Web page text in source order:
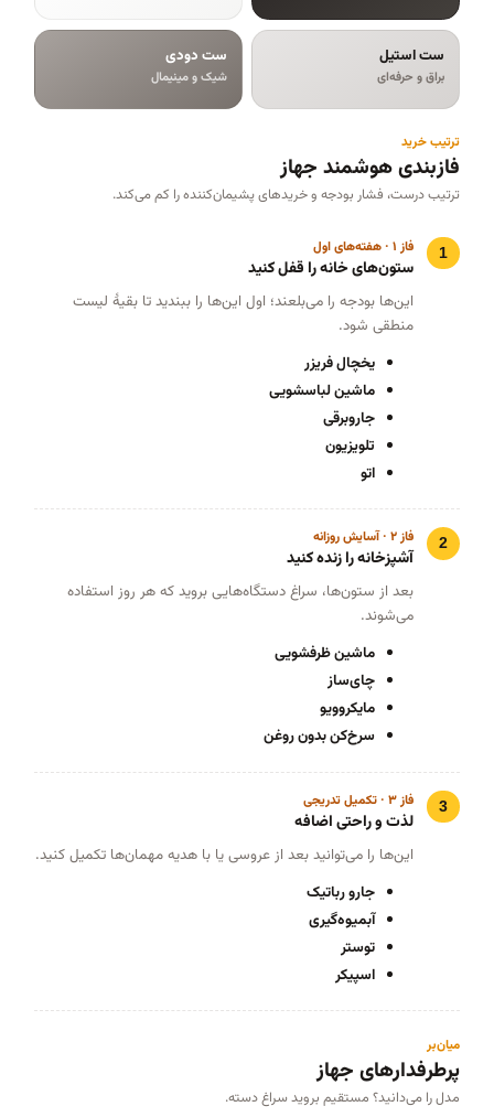
ست استیل
براق و حرفه‌ای
ست دودی
شیک و مینیمال
ترتیب خرید
فازبندی هوشمند جهاز
ترتیب درست، فشار بودجه و خریدهای پشیمان‌کننده را کم می‌کند.
فاز ۱ · هفته‌های اول
ستون‌های خانه را قفل کنید
این‌ها بودجه را می‌بلعند؛ اول این‌ها را ببندید تا بقیهٔ لیست
منطقی شود.
یخچال فریزر
ماشین لباسشویی
جاروبرقی
تلویزیون
اتو
فاز ۲ · آسایش روزانه
آشپزخانه را زنده کنید
بعد از ستون‌ها، سراغ دستگاه‌هایی بروید که هر روز استفاده
می‌شوند.
ماشین ظرفشویی
چای‌ساز
مایکروویو
سرخ‌کن بدون روغن
فاز ۳ · تکمیل تدریجی
لذت و راحتی اضافه
این‌ها را می‌توانید بعد از عروسی یا با هدیه مهمان‌ها تکمیل کنید.
جارو رباتیک
آبمیوه‌گیری
توستر
اسپیکر
میان‌بر
پرطرفدارهای جهاز
مدل را می‌دانید؟ مستقیم بروید سراغ دسته.